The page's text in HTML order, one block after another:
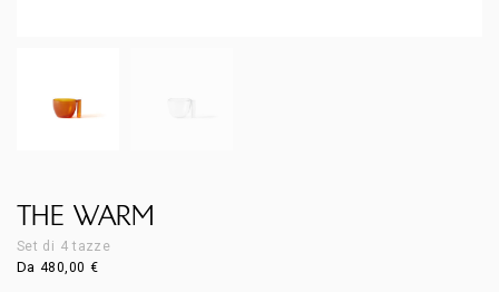
THE WARM
Set di 4 tazze
Da480,00 €